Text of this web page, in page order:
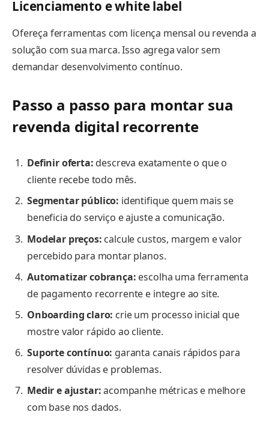
Licenciamento e white label
Ofereça ferramentas com licença mensal ou revenda a
solução com sua marca. Isso agrega valor sem
demandar desenvolvimento contínuo.
Passo a passo para montar sua
revenda digital recorrente
Definir oferta: descreva exatamente o que o
cliente recebe todo mês.
Segmentar público: identifique quem mais se
beneficia do serviço e ajuste a comunicação.
Modelar preços: calcule custos, margem e valor
percebido para montar planos.
Automatizar cobrança: escolha uma ferramenta
de pagamento recorrente e integre ao site.
Onboarding claro: crie um processo inicial que
mostre valor rápido ao cliente.
Suporte contínuo: garanta canais rápidos para
resolver dúvidas e problemas.
Medir e ajustar:acompanhe métricas e melhore
com base nos dados.